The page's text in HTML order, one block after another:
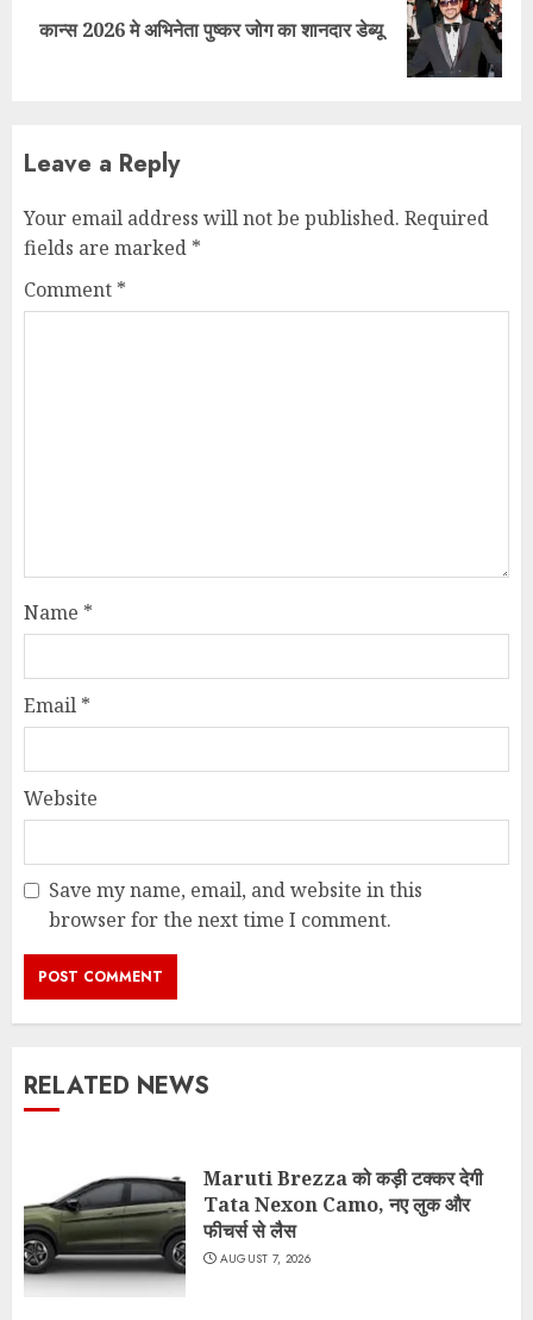
Next
कान्स 2026 मे अभिनेता पुष्कर जोग का शानदार डेब्यू
Leave a Reply
Your email address will not be published. Required
fields are marked *
Comment *
Name *
Email *
Website
Save my name, email, and website in this
browser for the next time I comment.
RELATED NEWS
Maruti Brezza को कड़ी टक्कर देगी
Tata Nexon Camo, नए लुक और
फीचर्स से लैस
AUGUST 7, 2026